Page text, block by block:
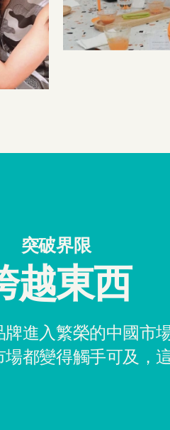
突破界限
越東西
進入繁榮的中國市
都變得觸手可及，